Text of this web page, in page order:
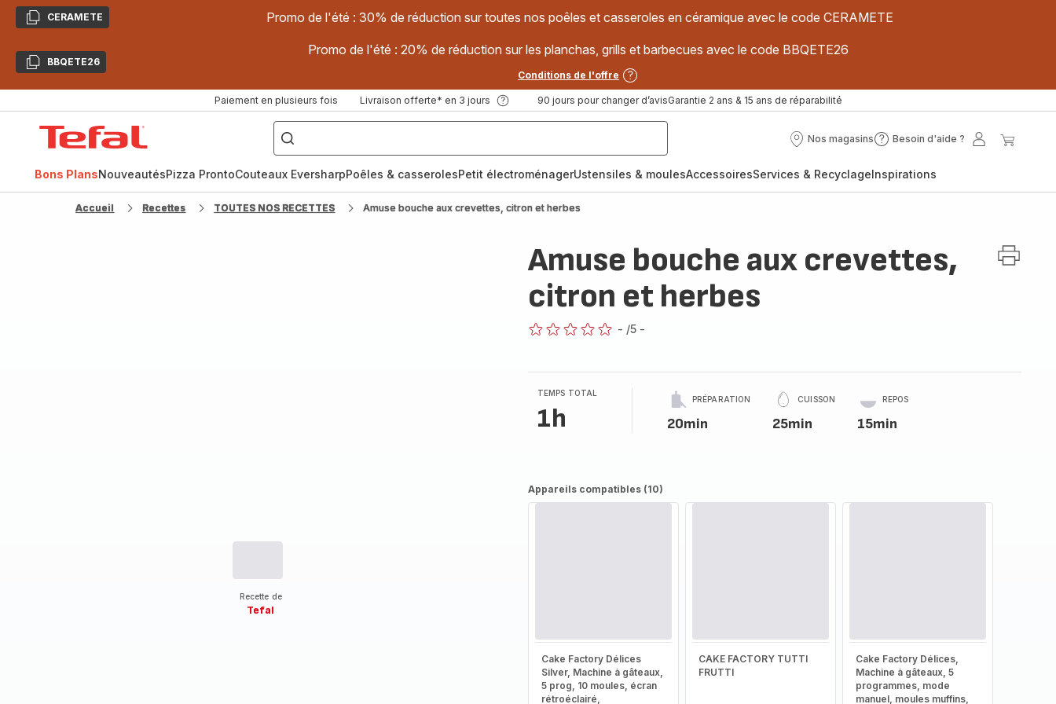
CopierCERAMETE Promo de l'été : 30% de réduction sur toutes nos poêles et casseroles en céramique avec le code CERAMETE
CopierBBQETE26
Promo de l'été : 20% de réduction sur les planchas, grills et barbecues avec le code BBQETE26
Conditions de l'offre
Paiement en plusieurs fois Livraison offerte* en 3 jours 90 jours pour changer d’avisGarantie 2 ans & 15 ans de réparabilité
["Poêles
inox,
Cake
Factory,
Nos magasins
Nos
Besoin d'aide ?
Besoin
?
Mon
Bons PlansNouveautésPizza ProntoCouteaux EversharpPoêles & casserolesPetit électroménagerUstensiles & moulesAccessoiresServices & RecyclageInspirations
Accueil Recettes TOUTES NOS RECETTES Amuse bouche aux crevettes, citron et herbes
Recette de
Tefal
Amuse bouche aux crevettes,
citron et herbes
- /5 -
TEMPS TOTAL
1h
PRÉPARATION
20min
CUISSON
25min
REPOS
15min
Appareils compatibles (10)
Cake Factory Délices
Silver, Machine à gâteaux,
5 prog, 10 moules, écran
rétroéclairé,
CAKE FACTORY TUTTI
FRUTTI
Cake Factory Délices,
Machine à gâteaux, 5
programmes, mode
manuel, moules muffins,